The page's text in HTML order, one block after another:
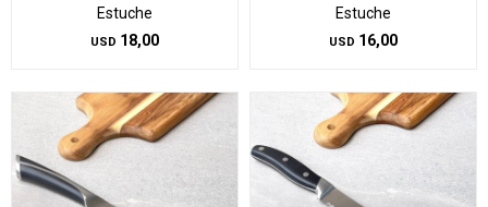
Estuche
USD 18,00
Estuche
USD 16,00